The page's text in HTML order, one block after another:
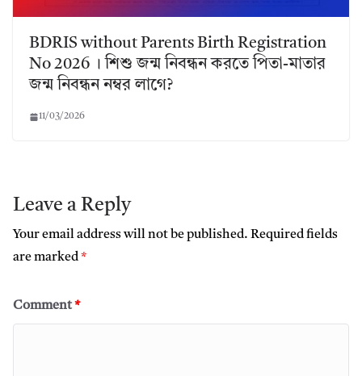
BDRIS without Parents Birth Registration
No 2026 । শিশু জন্ম নিবন্ধন করতে পিতা-মাতার
জন্ম নিবন্ধন নম্বর লাগে?
11/03/2026
Leave a Reply
Your email address will not be published. Required fields
are marked*
Comment*